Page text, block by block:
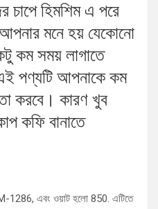
চাপে হিমশিম এ পরে
মনে হয় যেকোনো
কম সময় লাগাতে
পণ্যটি আপনাকে কম
করবে। কারণ খুব
কফি বানাতে
1286, এবং ওয়াট হলো 850. এটিতে